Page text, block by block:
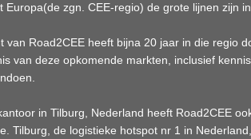
Europa(de zgn. CEE-regio) de grote lijnen zijn
van Road2CEE heeft bijna 20 jaar in die regio
van deze opkomende markten, inclusief
in Tilburg, Nederland heeft Road2CEE
Tilburg, de logistieke hotspot nr 1 in